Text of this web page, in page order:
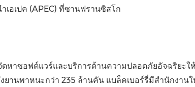
เอเปค (APEC) ที่ซานฟรานซิสโก
จัดหาซอฟต์แวร์และบริการด้านความปลอดภัยอัจฉริย
านพาหนะกว่า 235 ล้านคัน แบล็คเบอร์รี่มีสำนักงาน